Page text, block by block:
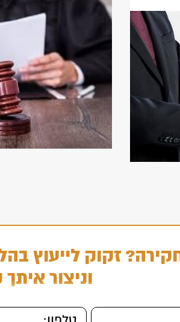
זקוק לייעוץ
וניצור